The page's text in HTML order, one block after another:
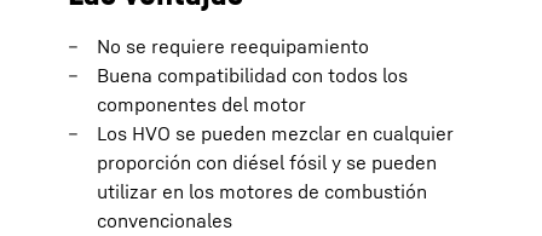
No se requiere reequipamiento
Buena compatibilidad con todos los
componentes del motor
Los HVO se pueden mezclar en cualquier
proporción con diésel fósil y se pueden
utilizar en los motores de combustión
convencionales